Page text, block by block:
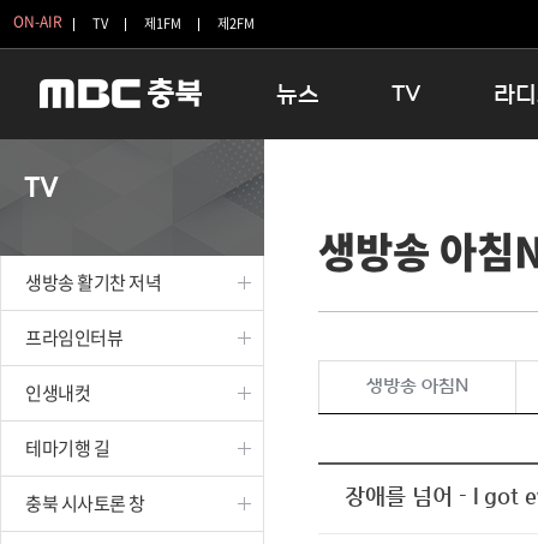
ON-AIR TV 제1FM 제2FM
뉴스
보은
옥천
TV
인생내컷
테마기행 길
시청자 FLEX
특집프로그램
종영프로그램
라
16:00
우리 고
TV
생방송 활기찬 저녁
프라임인터뷰
인생내컷
테마기행 길
충북 시사토론 창
생방송 아침
생방송 아침N
장애를 넘어 - I got